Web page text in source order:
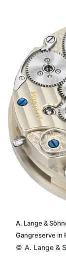
A. Lange &
Gangreserve in
© A. Lange &